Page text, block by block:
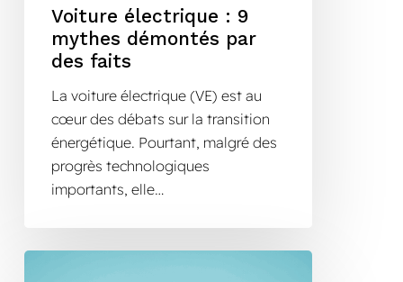
Voiture électrique : 9
mythes démontés par
des faits
La voiture électrique (VE) est au
cœur des débats sur la transition
énergétique. Pourtant, malgré des
progrès technologiques
importants, elle…